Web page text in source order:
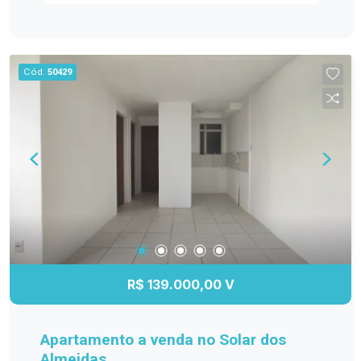
dormitório principal, proporcionando mais
organização e elegância. O banheiro possui box
de vidro, e o quarto principal conta com ar-
condicionado, garantindo maior conforto em
perfeita para reunir a família e os amigos, além
vidro, agregando ainda mais conforto e
valorização ao imóvel. Se você procura um
apartamento moderno, bem equipado e pronto
para receber sua família, esta é a oportunidade
ideal! Entre em contato e agende sua visita!
Cód. 50429
R$ 139.000,00 V
Apartamento a venda no Solar dos